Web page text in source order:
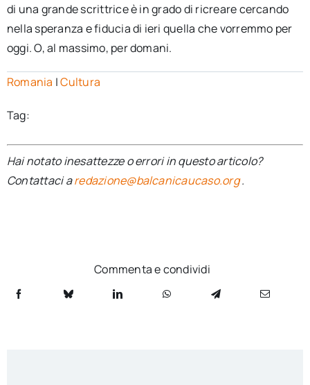
di una grande scrittrice è in grado di ricreare cercando
nella speranza e fiducia di ieri quella che vorremmo per
oggi. O, al massimo, per domani.
Romania |Cultura
Tag:
Hai notato inesattezze o errori in questo articolo?
Contattaci aredazione@balcanicaucaso.org.
Commenta e condividi